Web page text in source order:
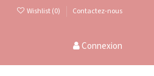
Wishlist (0) Contactez-nous
Connexion